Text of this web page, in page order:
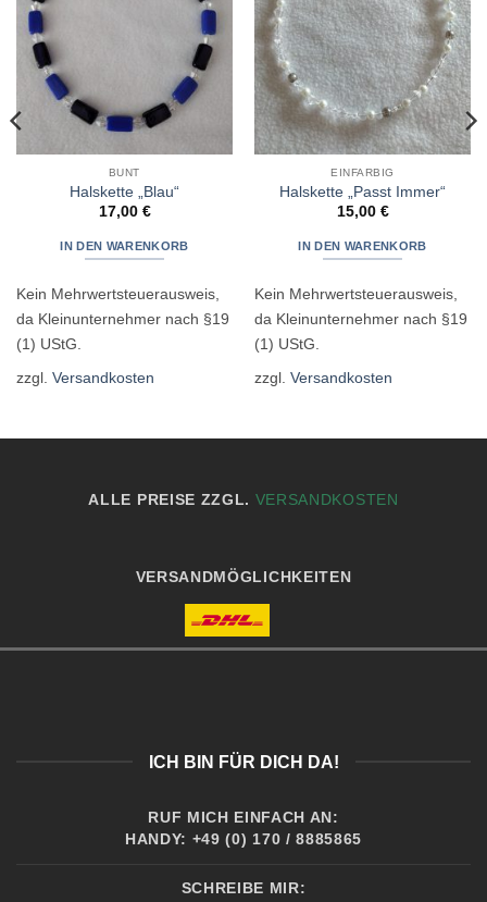
BUNT
Halskette „Blau“
17,00 €
IN DEN WARENKORB
Kein Mehrwertsteuerausweis,
da Kleinunternehmer nach §19
(1) UStG.
zzgl. Versandkosten
EINFARBIG
Halskette „Passt Immer“
15,00 €
IN DEN WARENKORB
Kein Mehrwertsteuerausweis,
da Kleinunternehmer nach §19
(1) UStG.
zzgl. Versandkosten
ALLE PREISE ZZGL. VERSANDKOSTEN
VERSANDMÖGLICHKEITEN
ICH BIN FÜR DICH DA!
RUF MICH EINFACH AN:
HANDY: +49 (0) 170 / 8885865
SCHREIBE MIR: